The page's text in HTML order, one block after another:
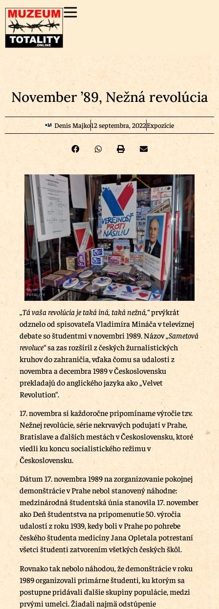
November ’89, Nežná revolúcia
Denis Majko12 septembra, 2022Expozície
„Tá vaša revolúcia je taká iná, taká nežná,“prvýkrát
odznelo od spisovateľa Vladimíra Mináča v televíznej
debate so študentmi v novembri 1989. Názov „Sametová
revoluce“sa zas rozšíril z českých žurnalistických
kruhov do zahraničia, vďaka čomu sa udalosti z
novembra a decembra 1989 v Československu
prekladajú do anglického jazyka ako „Velvet
Revolution“.
17. novembra si každoročne pripomíname výročie tzv.
Nežnej revolúcie, série nekrvavých podujatí v Prahe,
Bratislave a ďalších mestách v Československu, ktoré
viedli ku koncu socialistického režimu v
Československu.
Dátum 17. novembra 1989 na zorganizovanie pokojnej
demonštrácie v Prahe nebol stanovený náhodne:
medzinárodná študentská únia stanovila 17. november
ako Deň študentstva na pripomenutie 50. výročia
udalostí z roku 1939, kedy boli v Prahe po pohrebe
českého študenta medicíny Jana Opletala potrestaní
všetci študenti zatvorením všetkých českých škôl.
Rovnako tak nebolo náhodou, že demonštrácie v roku
1989 organizovali primárne študenti, ku ktorým sa
postupne pridávali ďalšie skupiny populácie, medzi
prvými umelci. Žiadali najmä odstúpenie